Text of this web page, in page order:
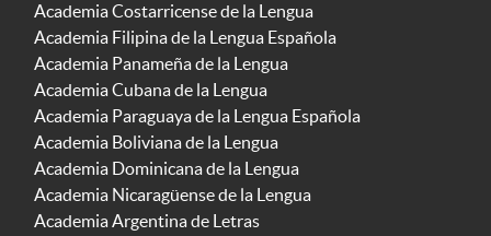
Academia Costarricense de la Lengua
Academia Filipina de la Lengua Española
Academia Panameña de la Lengua
Academia Cubana de la Lengua
Academia Paraguaya de la Lengua Española
Academia Boliviana de la Lengua
Academia Dominicana de la Lengua
Academia Nicaragüense de la Lengua
Academia Argentina de Letras